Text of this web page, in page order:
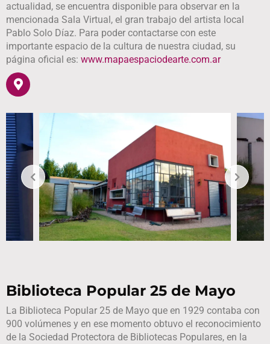
actualidad, se encuentra disponible para observar en la
mencionada Sala Virtual, el gran trabajo del artista local
Pablo Solo Díaz. Para poder contactarse con este
importante espacio de la cultura de nuestra ciudad, su
página oficial es: www.mapaespaciodearte.com.ar
Biblioteca Popular 25 de Mayo
La Biblioteca Popular 25 de Mayo que en 1929 contaba con
900 volúmenes y en ese momento obtuvo el reconocimiento
de la Sociedad Protectora de Bibliotecas Populares, en la